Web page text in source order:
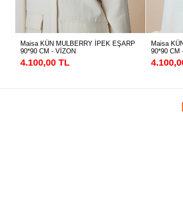
Maisa KÜN MULBERRY İPEK EŞARP
90*90 CM - VİZON
4.100,00 TL
Maisa
90*90 CM